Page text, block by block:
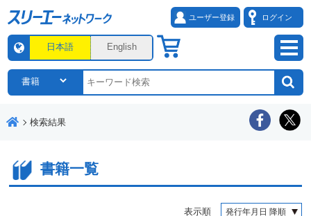
ユーザー登録 ログイン
日本語 English
検索結果
書籍一覧
表示順